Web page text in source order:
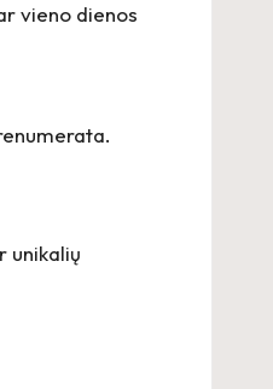
vieno dienos
unikalių